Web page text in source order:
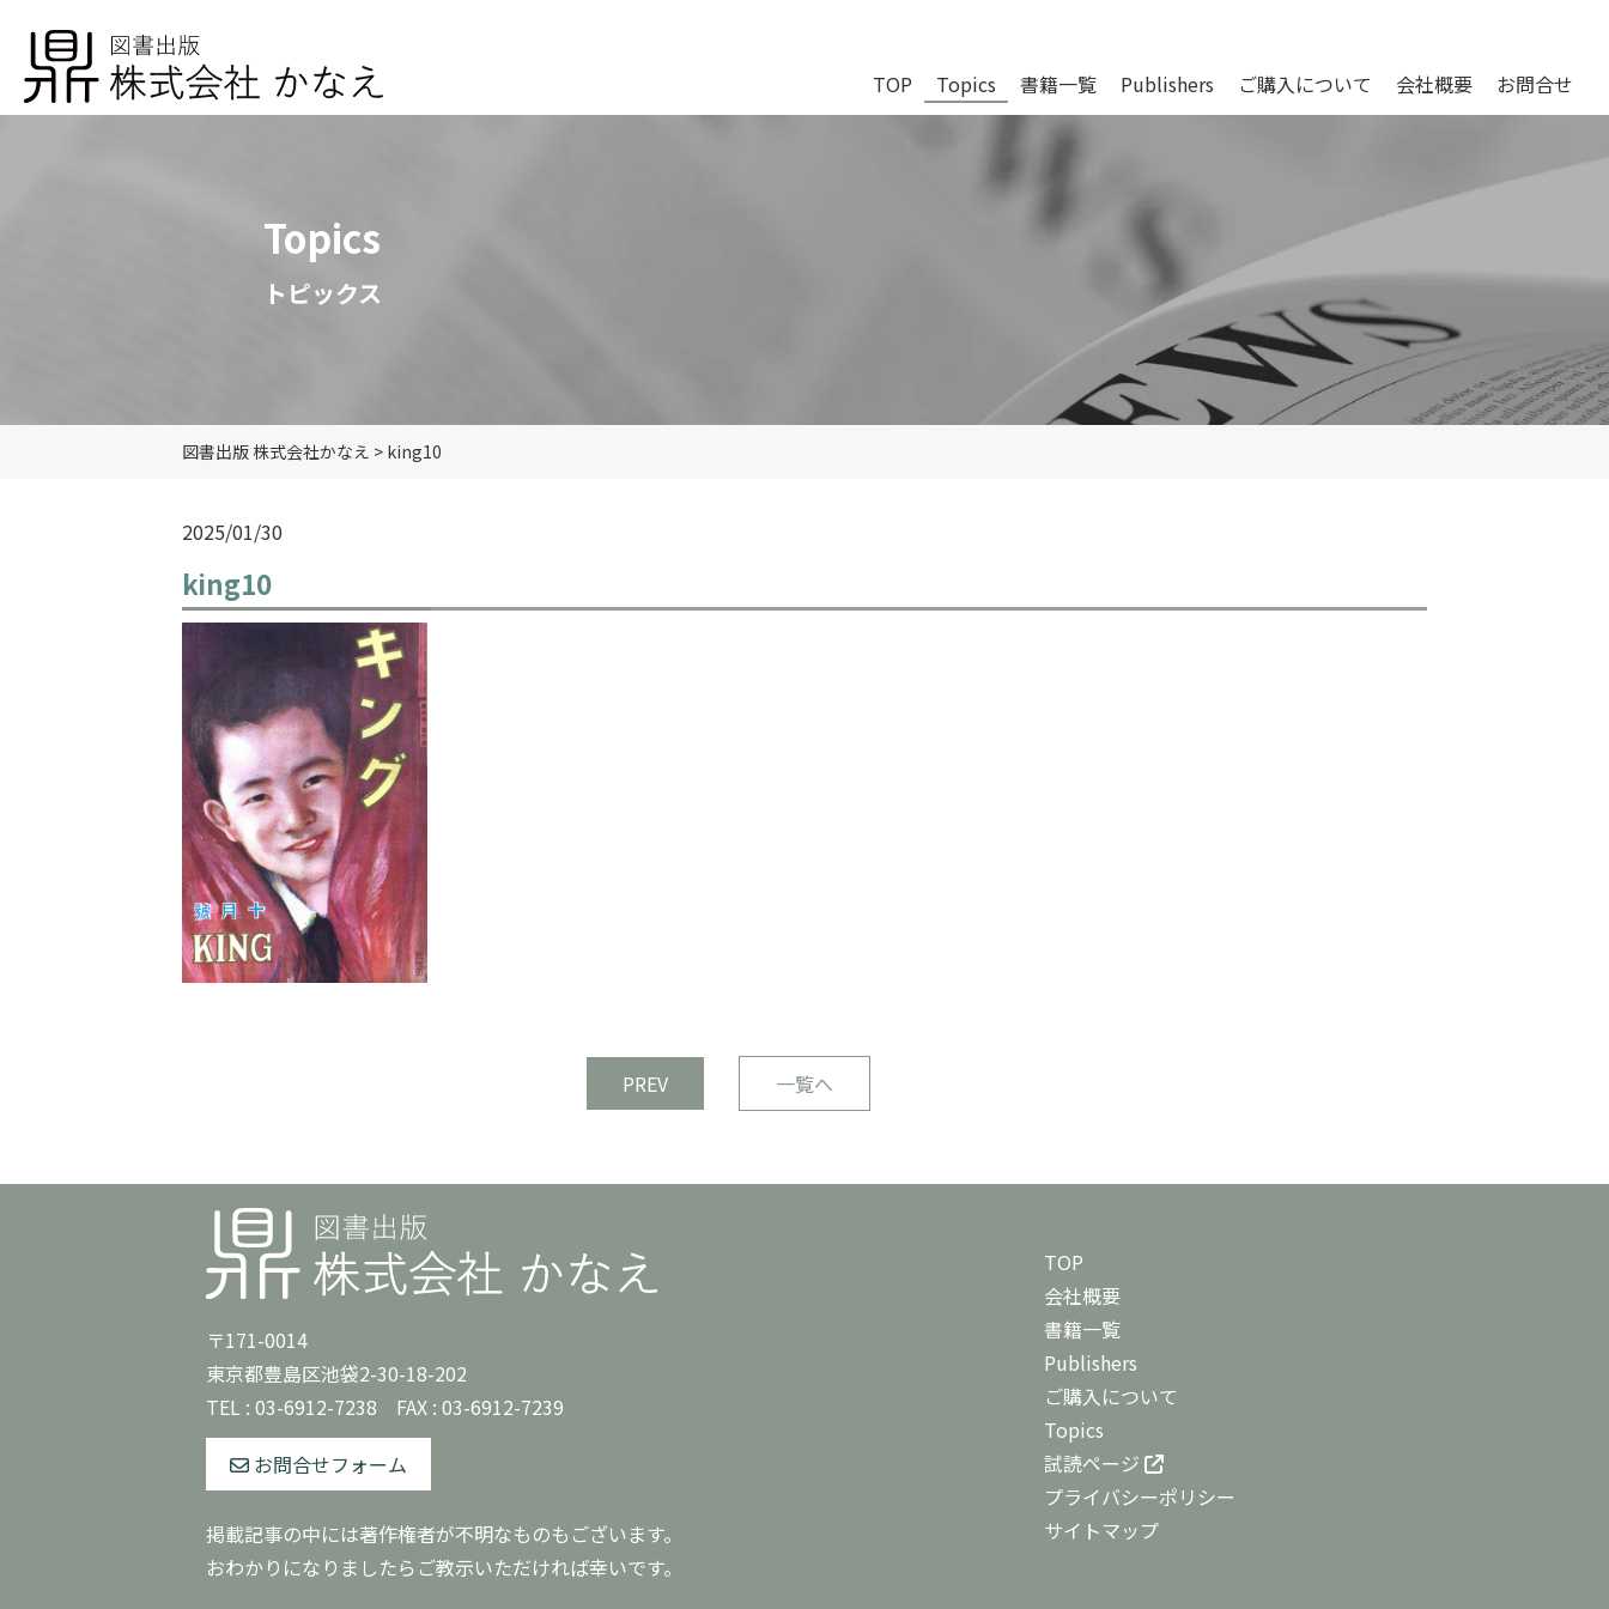
TOP Topics 書籍一覧 Publishers ご購入について 会社概要 お問合せ
Topics
トピックス
図書出版 株式会社かなえ > king10
2025/01/30
king10
PREV 一覧へ
〒171-0014
東京都豊島区池袋2-30-18-202
TEL : 03-6912-7238 FAX : 03-6912-7239
お問合せフォーム
掲載記事の中には著作権者が不明なものもございます。
おわかりになりましたらご教示いただければ幸いです。
TOP
会社概要
書籍一覧
Publishers
ご購入について
Topics
試読ページ
プライバシーポリシー
サイトマップ